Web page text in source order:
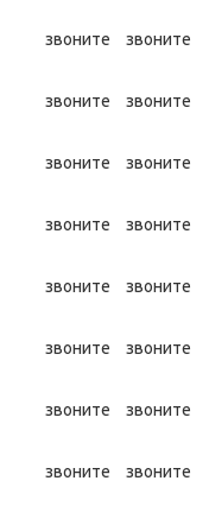
звоните звоните
звоните звоните
звоните звоните
звоните звоните
звоните звоните
звоните звоните
звоните звоните
звоните звоните